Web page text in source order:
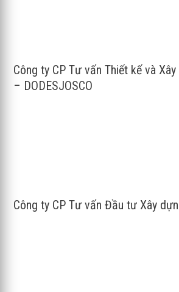
Công ty CP Tư vấn Thiết kế và
– DODESJOSCO
Công ty CP Tư vấn Đầu tư Xây